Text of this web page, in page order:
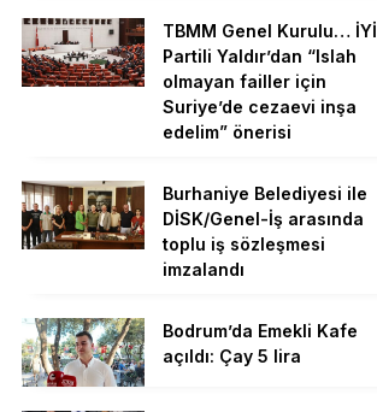
TBMM Genel Kurulu… İYİ
Partili Yaldır’dan “Islah
olmayan failler için
Suriye’de cezaevi inşa
edelim” önerisi
Burhaniye Belediyesi ile
DİSK/Genel-İş arasında
toplu iş sözleşmesi
imzalandı
Bodrum’da Emekli Kafe
açıldı: Çay 5 lira